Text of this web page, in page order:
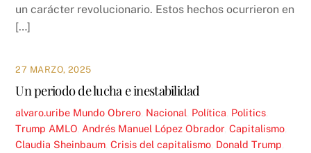
un carácter revolucionario. Estos hechos ocurrieron en
[…]
27 MARZO, 2025
Un periodo de lucha e inestabilidad
alvaro.uribe Mundo Obrero Nacional Política Politics
Trump AMLO Andrés Manuel López Obrador,Capitalismo
Claudia Sheinbaum ,Crisis del capitalismo Donald Trump